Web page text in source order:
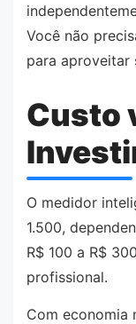
Você não
para aproveitar
Custo
O medidor
1.500,
R$ 100 a R$
profissional.
Com economia